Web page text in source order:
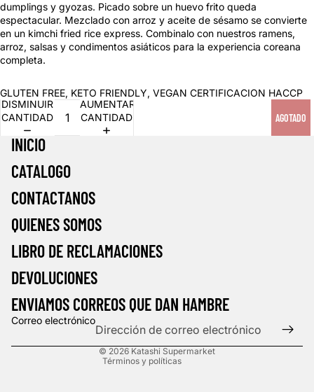
dumplings y gyozas. Picado sobre un huevo frito queda
espectacular. Mezclado con arroz y aceite de sésamo se convierte
en un kimchi fried rice express. Combinalo con nuestros ramens,
arroz, salsas y condimentos asiáticos para la experiencia coreana
completa.
GLUTEN FREE, KETO FRIENDLY, VEGAN CERTIFICACION HACCP
DISMINUIR
CANTIDAD
AUMENTAR
CANTIDAD
AGOTADO
INICIO
CATALOGO
CONTACTANOS
QUIENES SOMOS
LIBRO DE RECLAMACIONES
DEVOLUCIONES
ENVIAMOS CORREOS QUE DAN HAMBRE
Correo electrónico
© 2026 Katashi Supermarket
Términos y políticas
Política de privacidad